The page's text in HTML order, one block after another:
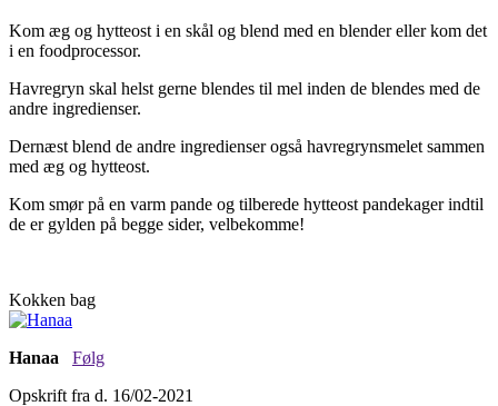
Kom æg og hytteost i en skål og blend med en blender eller kom det
i en foodprocessor.
Havregryn skal helst gerne blendes til mel inden de blendes med de
andre ingredienser.
Dernæst blend de andre ingredienser også havregrynsmelet sammen
med æg og hytteost.
Kom smør på en varm pande og tilberede hytteost pandekager indtil
de er gylden på begge sider, velbekomme!
Kokken bag
Hanaa
Følg
Opskrift fra d. 16/02-2021